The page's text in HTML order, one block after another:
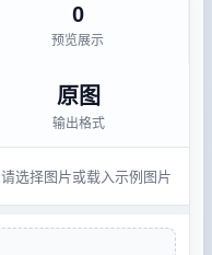
0
预览展示
原图
输出格式
请选择图片或载入示例图片